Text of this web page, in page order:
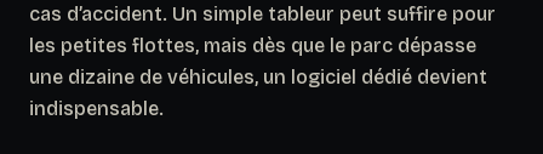
cas d’accident. Un simple tableur peut suffire pour
les petites flottes, mais dès que le parc dépasse
une dizaine de véhicules, un logiciel dédié devient
indispensable.